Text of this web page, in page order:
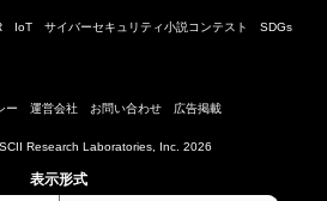
IoT サイバーセキュリティ小説コンテスト SDGs
ー 運営会社 お問い合わせ 広告掲載
Research Laboratories, Inc. 2026
表示形式